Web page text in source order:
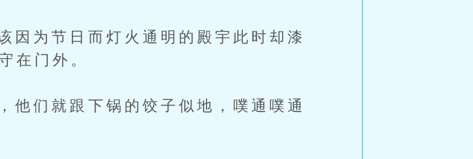
节日而灯火通明的殿宇此时却漆
在门外。
就跟下锅的饺子似地，噗通噗通